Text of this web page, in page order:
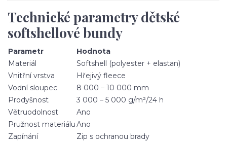
Technické parametry dětské
softshellové bundy
Parametr
Hodnota
Materiál
Softshell (polyester + elastan)
Vnitřní vrstva
Hřejivý fleece
Vodní sloupec
8 000 – 10 000 mm
Prodyšnost
3 000 – 5 000 g/m²/24 h
Větruodolnost
Ano
Pružnost materiáluAno
Zapínání
Zip s ochranou brady